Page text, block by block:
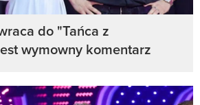
do "Tańca z
wymowny komentarz